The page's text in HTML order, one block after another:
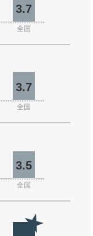
3.7
全国
3.7
全国
3.5
全国